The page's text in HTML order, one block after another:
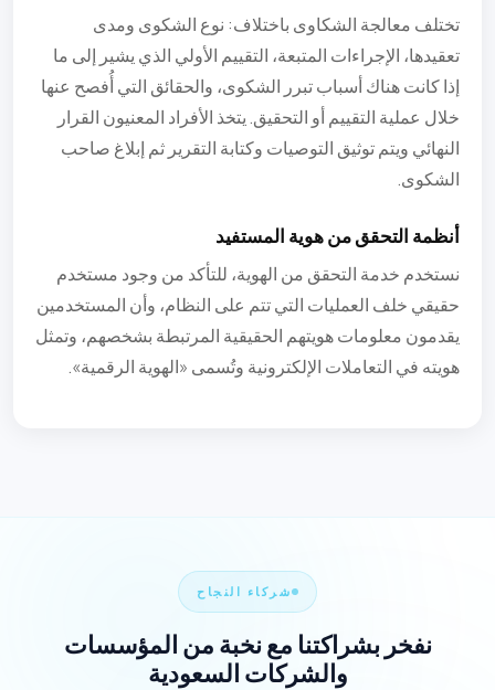
تختلف معالجة الشكاوى باختلاف: نوع الشكوى ومدى
تعقيدها، الإجراءات المتبعة، التقييم الأولي الذي يشير إلى ما
إذا كانت هناك أسباب تبرر الشكوى، والحقائق التي أُفصح عنها
خلال عملية التقييم أو التحقيق. يتخذ الأفراد المعنيون القرار
النهائي ويتم توثيق التوصيات وكتابة التقرير ثم إبلاغ صاحب
الشكوى.
أنظمة التحقق من هوية المستفيد
نستخدم خدمة التحقق من الهوية، للتأكد من وجود مستخدم
حقيقي خلف العمليات التي تتم على النظام، وأن المستخدمين
يقدمون معلومات هويتهم الحقيقية المرتبطة بشخصهم، وتمثل
هويته في التعاملات الإلكترونية وتُسمى «الهوية الرقمية».
شركاء النجاح
نفخر بشراكتنا مع نخبة من المؤسسات
والشركات السعودية